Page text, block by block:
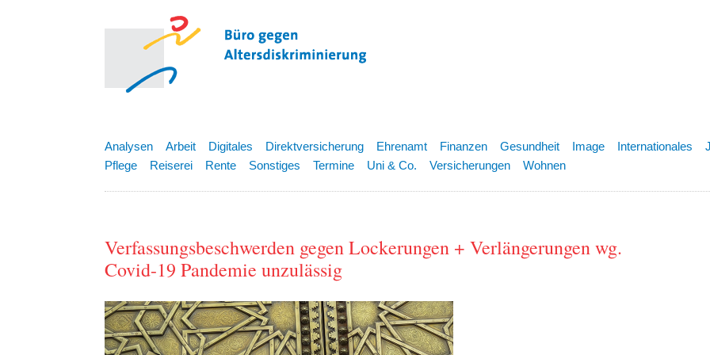
Analysen Arbeit Digitales Direktversicherung Ehrenamt Finanzen Gesundheit Image Internationales
Pflege
Reiserei Rente Sonstiges Termine Uni & Co. Versicherungen Wohnen
Verfassungsbeschwerden gegen Lockerungen + Verlängerungen wg.
Covid-19 Pandemie unzulässig